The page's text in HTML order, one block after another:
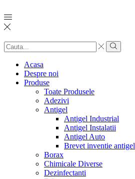
Search
input
Search
Acasa
Despre noi
Produse
Toate Produsele
Adezivi
Antigel
Antigel Industrial
Antigel Instalatii
Antigel Auto
Brevet inventie antigel
Borax
Chimicale Diverse
Dezinfectanti